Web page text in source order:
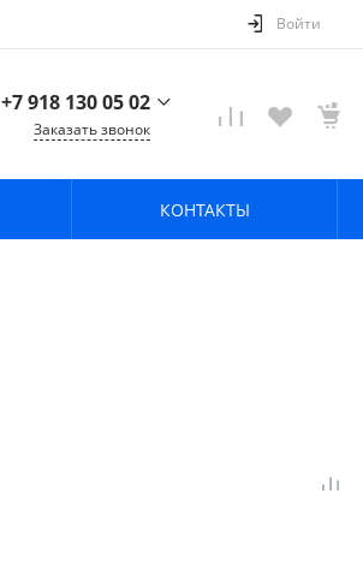
Войти
+7 918 130 05 02
Заказать звонок
КОНТАКТЫ